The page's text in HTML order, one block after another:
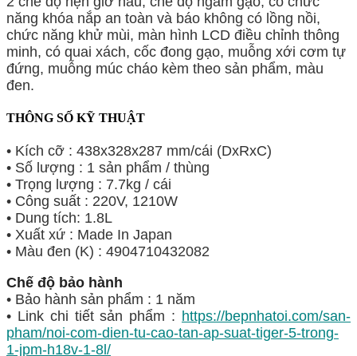
năng khóa nắp an toàn và báo không có lồng nồi,
chức năng khử mùi, màn hình LCD điều chỉnh thông
minh, có quai xách, cốc đong gạo, muỗng xới cơm tự
đứng, muỗng múc cháo kèm theo sản phẩm, màu
đen.
THÔNG SỐ KỸ THUẬT
• Kích cỡ : 438x328x287 mm/cái (DxRxC)
• Số lượng : 1 sản phẩm / thùng
• Trọng lượng : 7.7kg / cái
• Công suất : 220V, 1210W
• Dung tích: 1.8L
• Xuất xứ : Made In Japan
• Màu đen (K) : 4904710432082
Chế độ bảo hành
• Bảo hành sản phẩm : 1 năm
• Link chi tiết sản phẩm : https://bepnhatoi.com/san-
pham/noi-com-dien-tu-cao-tan-ap-suat-tiger-5-trong-
1-jpm-h18v-1-8l/